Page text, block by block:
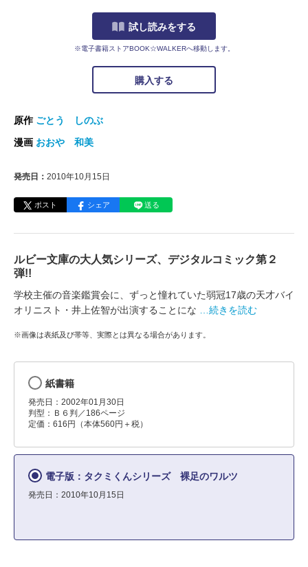
試し読みをする
※電子書籍ストアBOOK☆WALKERへ移動します。
購入する
原作 ごとう しのぶ
漫画 おおや 和美
発売日： 2010年10月15日
ポスト シェア 送る
ルビー文庫の大人気シリーズ、デジタルコミック第２
弾!!
学校主催の音楽鑑賞会に、ずっと憧れていた弱冠17歳の天才バイ
オリニスト・井上佐智が出演することにな
…続きを読む
※画像は表紙及び帯等、実際とは異なる場合があります。
紙書籍
発売日：2002年01月30日
判型：Ｂ６判／186ページ
定価：616円（本体560円＋税）
電子版：タクミくんシリーズ 裸足のワルツ
発売日：2010年10月15日